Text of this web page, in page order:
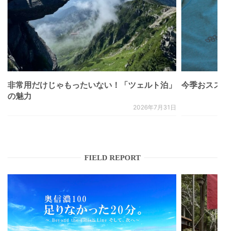
非常用だけじゃもったいない！「ツェルト泊」
の魅力
2026年7月31日
今季おスス
FIELD REPORT